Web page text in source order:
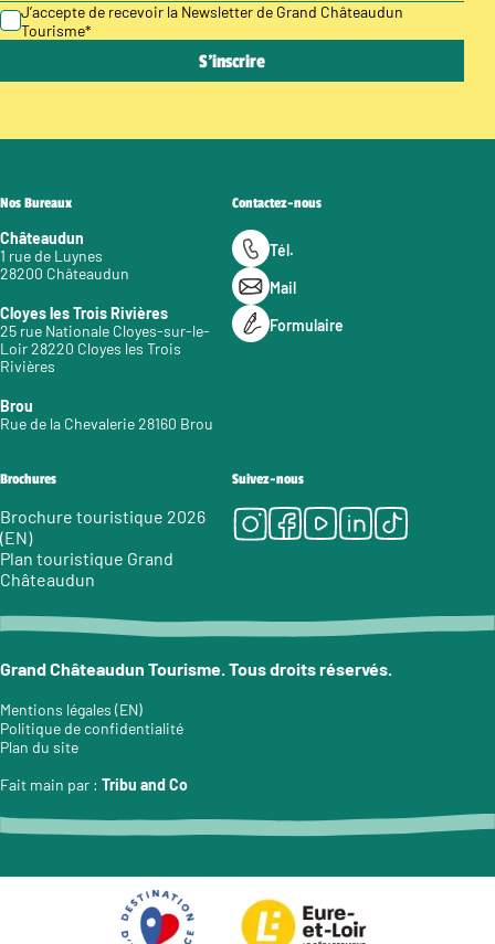
J’accepte de recevoir la Newsletter de Grand Châteaudun
Tourisme*
Nos Bureaux
Châteaudun
1 rue de Luynes
28200 Châteaudun
Cloyes les Trois Rivières
25 rue Nationale Cloyes-sur-le-
Loir 28220 Cloyes les Trois
Rivières
Brou
Rue de la Chevalerie 28160 Brou
Contactez-nous
Tél.
Mail
Formulaire
Brochures
Brochure touristique 2026
(EN)
Plan touristique Grand
Châteaudun
Suivez-nous
Instagram
Facebook
Youtube
LinkedIn
Tiktok
Grand Châteaudun Tourisme. Tous droits réservés.
Mentions légales (EN)
Politique de confidentialité
Plan du site
Fait main par : Tribu and Co